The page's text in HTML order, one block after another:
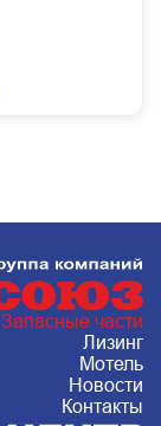
Запасные части
Лизинг
Мотель
Новости
Контакты